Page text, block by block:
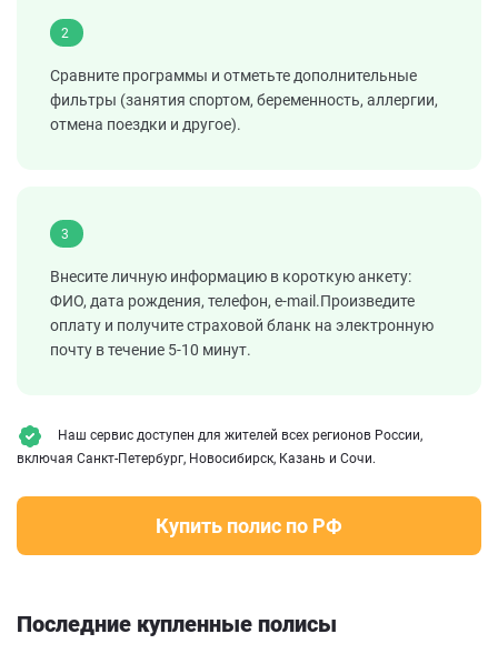
2
Сравните программы и отметьте дополнительные
фильтры (занятия спортом, беременность, аллергии,
отмена поездки и другое).
3
Внесите личную информацию в короткую анкету:
ФИО, дата рождения, телефон, e-mail.Произведите
оплату и получите страховой бланк на электронную
почту в течение 5-10 минут.
Наш сервис доступен для жителей всех регионов России,
включая Санкт-Петербург, Новосибирск, Казань и Сочи.
Купить полис по РФ
Последние купленные полисы